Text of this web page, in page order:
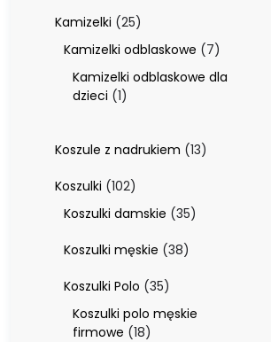
Kamizelki 2525
produktów
Kamizelki odblaskowe 77
produktów
Kamizelki odblaskowe dla
dzieci 11
Koszule z nadrukiem 1313
Koszulki 102102
produkty
Koszulki damskie 3535
Koszulki męskie 3838
Koszulki Polo 3535
produktów
Koszulki polo męskie
firmowe 1818